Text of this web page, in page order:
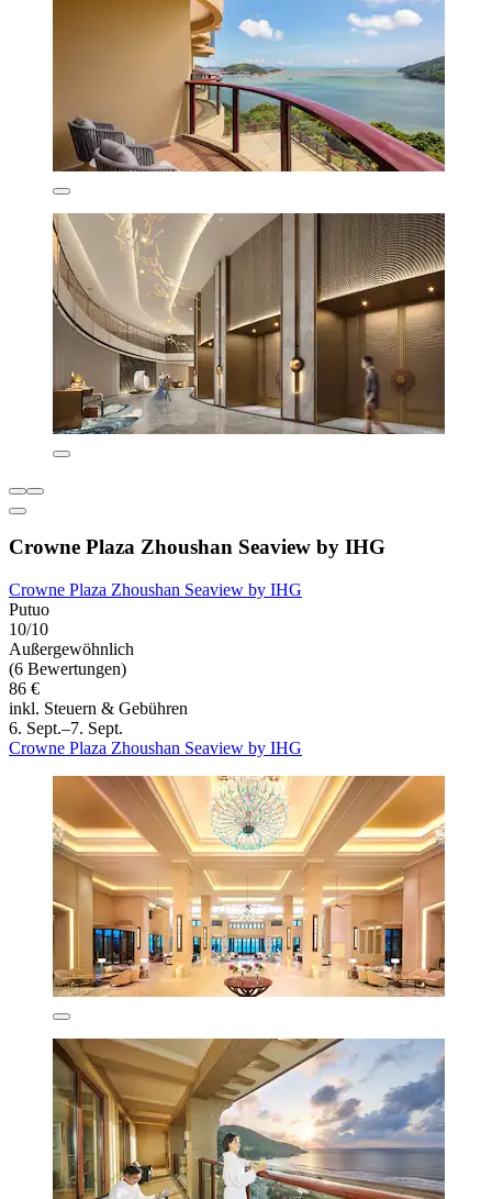
Crowne Plaza Zhoushan Seaview by IHG
Crowne Plaza Zhoushan Seaview by IHG
Putuo
10/10
Außergewöhnlich
(6 Bewertungen)
86 €
inkl. Steuern & Gebühren
6. Sept.–7. Sept.
Crowne Plaza Zhoushan Seaview by IHG